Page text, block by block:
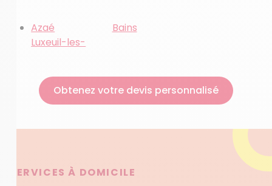
Azaé
Luxeuil-les-
Bains
Obtenez votre devis personnalisé
SERVICES À DOMICILE